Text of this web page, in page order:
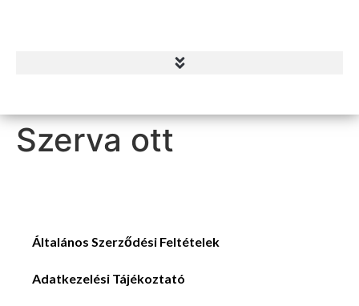
Szerva ott
Általános Szerződési Feltételek
Adatkezelési Tájékoztató